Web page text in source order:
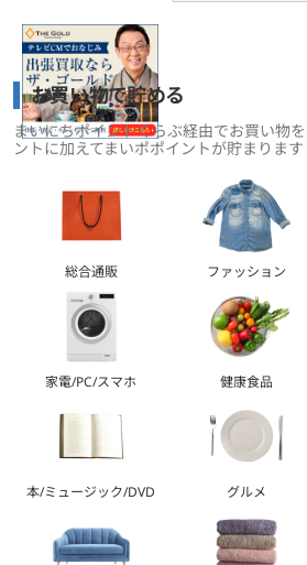
お買い物で貯める
まいにちポイントくらぶ経由でお買い物
ントに加えてまいポポイントが貯まります
総合通販 ファッション
家電/PC/スマホ 健康食品
本/ミュージック/DVD グルメ